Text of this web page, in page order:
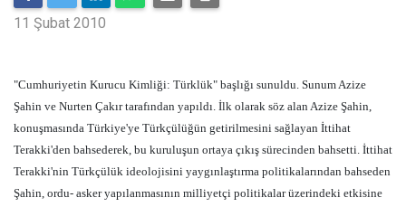
11 Şubat 2010
"Cumhuriyetin Kurucu Kimliği: Türklük" başlığı sunuldu. Sunum Azize
Şahin ve Nurten Çakır tarafından yapıldı. İlk olarak söz alan Azize Şahin,
konuşmasında Türkiye'ye Türkçülüğün getirilmesini sağlayan İttihat
Terakki'den bahsederek, bu kuruluşun ortaya çıkış sürecinden bahsetti. İttihat
Terakki'nin Türkçülük ideolojisini yaygınlaştırma politikalarından bahseden
Şahin, ordu- asker yapılanmasının milliyetçi politikalar üzerindeki etkisine